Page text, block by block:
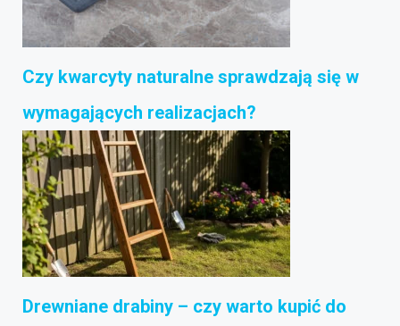
Czy kwarcyty naturalne sprawdzają się w
wymagających realizacjach?
Drewniane drabiny – czy warto kupić do